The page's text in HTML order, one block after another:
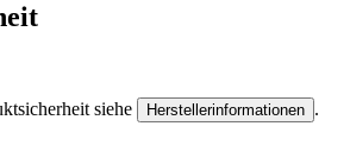
siehe Herstellerinformationen .